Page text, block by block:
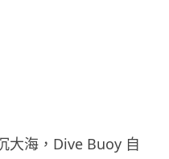
大海，Dive Buoy 自